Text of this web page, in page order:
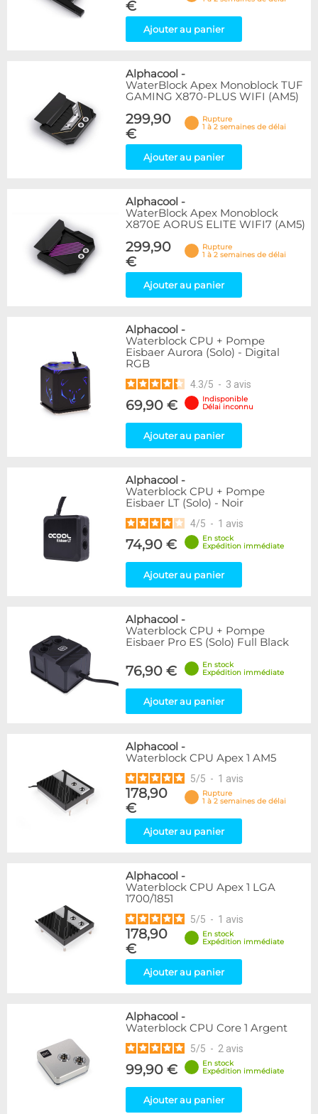
€
Ajouter au panier
Alphacool -
WaterBlock Apex Monoblock TUF
GAMING X870-PLUS WIFI (AM5)
299,90
€
Rupture
1 à 2 semaines de délai
Ajouter au panier
Alphacool -
WaterBlock Apex Monoblock
X870E AORUS ELITE WIFI7 (AM5)
299,90
€
Rupture
1 à 2 semaines de délai
Ajouter au panier
Alphacool -
Waterblock CPU + Pompe
Eisbaer Aurora (Solo) - Digital
RGB
4.3/5 - 3 avis
69,90 €
Indisponible
Délai inconnu
Ajouter au panier
Alphacool -
Waterblock CPU + Pompe
Eisbaer LT (Solo) - Noir
4/5 - 1 avis
74,90 €
En stock
Expédition immédiate
Ajouter au panier
Alphacool -
Waterblock CPU + Pompe
Eisbaer Pro ES (Solo) Full Black
76,90 €
En stock
Expédition immédiate
Ajouter au panier
Alphacool -
Waterblock CPU Apex 1 AM5
5/5 - 1 avis
178,90
€
Rupture
1 à 2 semaines de délai
Ajouter au panier
Alphacool -
Waterblock CPU Apex 1 LGA
1700/1851
5/5 - 1 avis
178,90
€
En stock
Expédition immédiate
Ajouter au panier
Alphacool -
Waterblock CPU Core 1 Argent
5/5 - 2 avis
99,90 €
En stock
Expédition immédiate
Ajouter au panier